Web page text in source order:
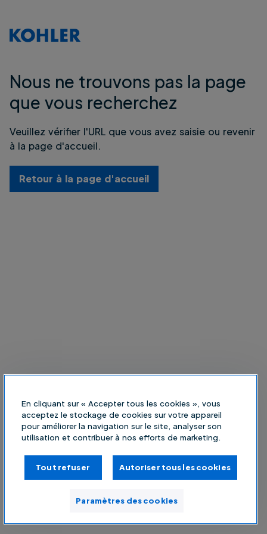
Nous ne trouvons pas la page
que vous recherchez
Veuillez vérifier l'URL que vous avez saisie ou revenir
à la page d'accueil.
Retour à la page d'accueil
En cliquant sur « Accepter tous les cookies », vous
acceptez le stockage de cookies sur votre appareil
pour améliorer la navigation sur le site, analyser son
utilisation et contribuer à nos efforts de marketing.
Tout refuser Autoriser tous les cookies
Paramètres des cookies